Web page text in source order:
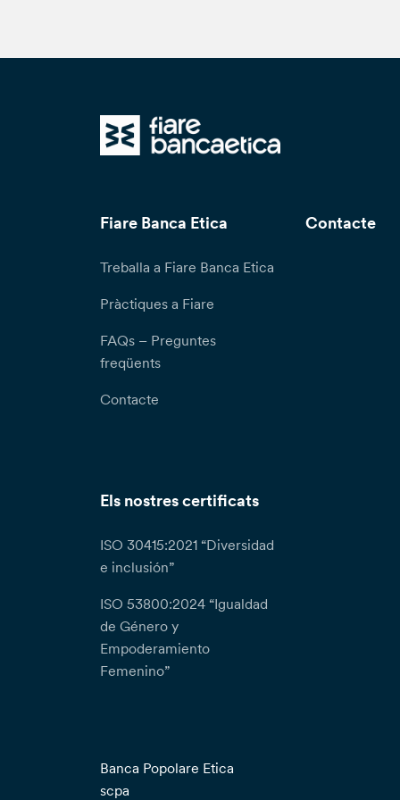
Fiare Banca Etica
Treballa a Fiare Banca Etica
Pràctiques a Fiare
FAQs – Preguntes
freqüents
Contacte
Contacte
Els nostres certificats
ISO 30415:2021 “Diversidad
e inclusión”
ISO 53800:2024 “Igualdad
de Género y
Empoderamiento
Femenino”
Banca Popolare Etica
scpa